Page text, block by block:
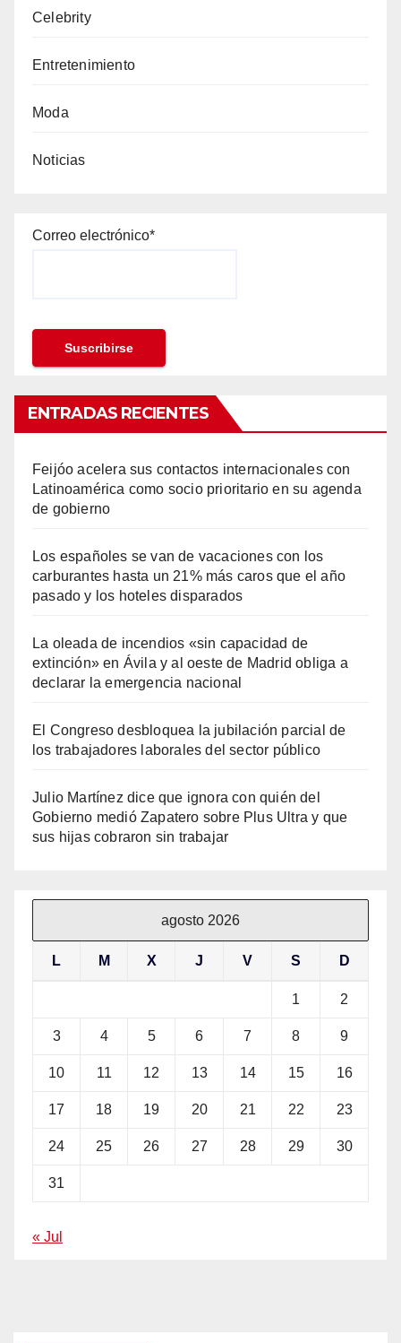
Celebrity
Entretenimiento
Moda
Noticias
Correo electrónico*
ENTRADAS RECIENTES
Feijóo acelera sus contactos internacionales con
Latinoamérica como socio prioritario en su agenda
de gobierno
Los españoles se van de vacaciones con los
carburantes hasta un 21% más caros que el año
pasado y los hoteles disparados
La oleada de incendios «sin capacidad de
extinción» en Ávila y al oeste de Madrid obliga a
declarar la emergencia nacional
El Congreso desbloquea la jubilación parcial de
los trabajadores laborales del sector público
Julio Martínez dice que ignora con quién del
Gobierno medió Zapatero sobre Plus Ultra y que
sus hijas cobraron sin trabajar
agosto 2026
L M X J V S D
1 2
3 4 5 6 7 8 9
10 11 12 13 14 15 16
17 18 19 20 21 22 23
24 25 26 27 28 29 30
31
« Jul